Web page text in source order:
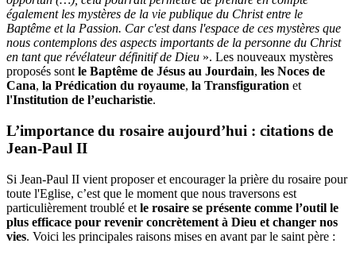
également les mystères de la vie publique du Christ entre le
Baptême et la Passion. Car c'est dans l'espace de ces mystères que
nous contemplons des aspects importants de la personne du Christ
en tant que révélateur définitif de Dieu ». Les nouveaux mystères
proposés sont le Baptême de Jésus au Jourdain, les Noces de
Cana, la Prédication du royaume, la Transfiguration et
l'Institution de l’eucharistie.
L’importance du rosaire aujourd’hui : citations de
Jean-Paul II
Si Jean-Paul II vient proposer et encourager la prière du rosaire pour
toute l'Eglise, c’est que le moment que nous traversons est
particulièrement troublé et le rosaire se présente comme l’outil le
plus efficace pour revenir concrètement à Dieu et changer nos
vies. Voici les principales raisons mises en avant par le saint père :